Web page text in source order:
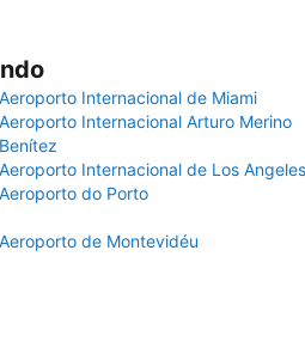
Aeroporto Internacional de Miami
Aeroporto Internacional Arturo Merino
Benítez
Aeroporto Internacional de Los Angeles
Aeroporto do Porto
Aeroporto de Montevidéu